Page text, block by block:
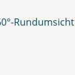
Rundumsicht